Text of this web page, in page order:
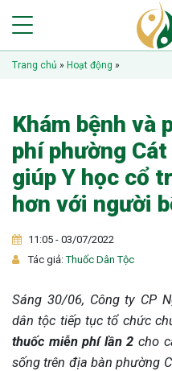
Trang chủ » Hoạt động »
Khám bệnh và
phí phường
giúp Y học cổ
hơn với người
11:05 - 03/07/2022
Tác giả:Thuốc Dân Tộc
Sáng 30/06, Công ty CP
dân tộc tiếp tục tổ chức
thuốc miễn phí lần 2 cho
sống trên địa bàn phường